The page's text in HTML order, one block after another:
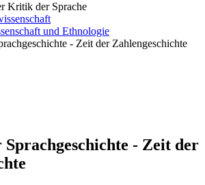
Kritik der Sprache
und Ethnologie
- Zeit der Zahlengeschichte
- Zeit der